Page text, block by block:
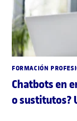
FORMACIÓN
Chatbots en
o sustitutos?